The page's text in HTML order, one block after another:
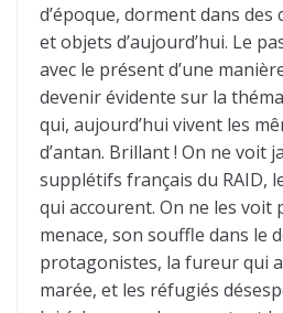
d’époque, dorment dans des
et objets d’aujourd’hui. Le
avec le présent d’une
devenir évidente sur la
qui, aujourd’hui vivent les
d’antan. Brillant ! On ne voit
supplétifs français du RAID,
qui accourent. On ne les voit
menace, son souffle dans le
protagonistes, la fureur qui
marée, et les réfugiés